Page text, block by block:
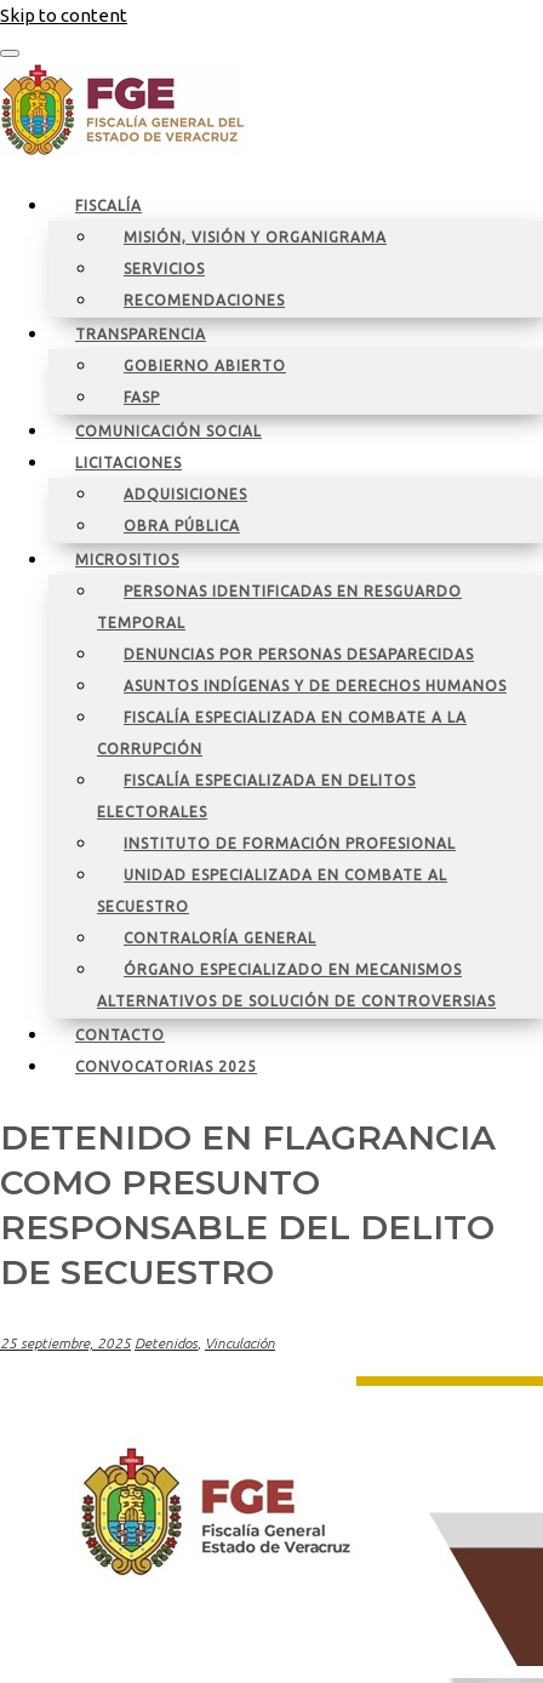
Skip to content
FISCALÍA
MISIÓN, VISIÓN Y ORGANIGRAMA
SERVICIOS
RECOMENDACIONES
TRANSPARENCIA
GOBIERNO ABIERTO
FASP
COMUNICACIÓN SOCIAL
LICITACIONES
ADQUISICIONES
OBRA PÚBLICA
MICROSITIOS
PERSONAS IDENTIFICADAS EN RESGUARDO
TEMPORAL
DENUNCIAS POR PERSONAS DESAPARECIDAS
ASUNTOS INDÍGENAS Y DE DERECHOS HUMANOS
FISCALÍA ESPECIALIZADA EN COMBATE A LA
CORRUPCIÓN
FISCALÍA ESPECIALIZADA EN DELITOS
ELECTORALES
INSTITUTO DE FORMACIÓN PROFESIONAL
UNIDAD ESPECIALIZADA EN COMBATE AL
SECUESTRO
CONTRALORÍA GENERAL
ÓRGANO ESPECIALIZADO EN MECANISMOS
ALTERNATIVOS DE SOLUCIÓN DE CONTROVERSIAS
CONTACTO
CONVOCATORIAS 2025
DETENIDO EN FLAGRANCIA
COMO PRESUNTO
RESPONSABLE DEL DELITO
DE SECUESTRO
25 septiembre, 2025 Detenidos, Vinculación